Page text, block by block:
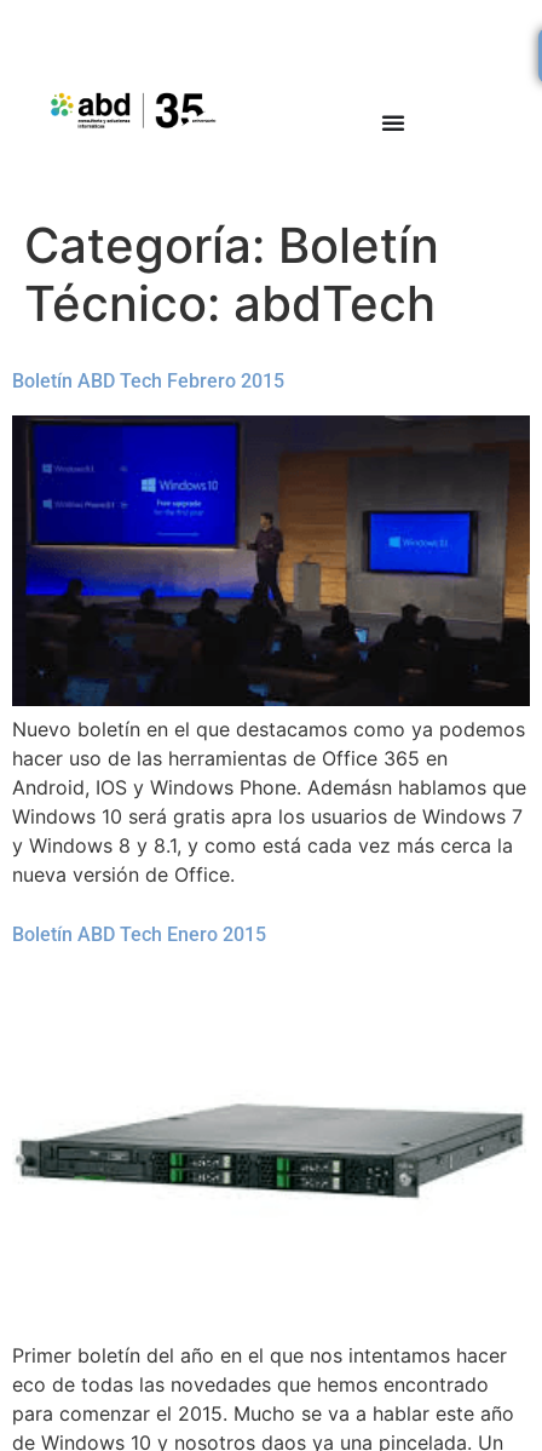
Categoría: Boletín
Técnico: abdTech
Boletín ABD Tech Febrero 2015
Nuevo boletín en el que destacamos como ya podemos
hacer uso de las herramientas de Office 365 en
Android, IOS y Windows Phone. Ademásn hablamos que
Windows 10 será gratis apra los usuarios de Windows 7
y Windows 8 y 8.1, y como está cada vez más cerca la
nueva versión de Office.
Boletín ABD Tech Enero 2015
Primer boletín del año en el que nos intentamos hacer
eco de todas las novedades que hemos encontrado
para comenzar el 2015. Mucho se va a hablar este año
de Windows 10 y nosotros daos ya una pincelada. Un